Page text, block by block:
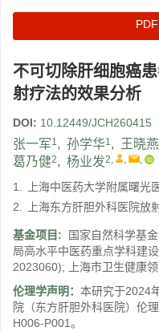
不可切除肝细胞癌
射疗法的效果分析
DOI: 10.12449/JCH260415
张一军1, 孙学华1, 王晓燕
葛乃健2, 杨业发2, , ,
1.
上海中医药大学附属曙光
2.
上海东方肝胆外科医院放
基金项目: 国家自然科学基金
局高水平中医药重点学科建
2023060); 上海市卫生健康
伦理学声明： 本研究于2024
院（东方肝胆外科医院）伦
H006-P001。